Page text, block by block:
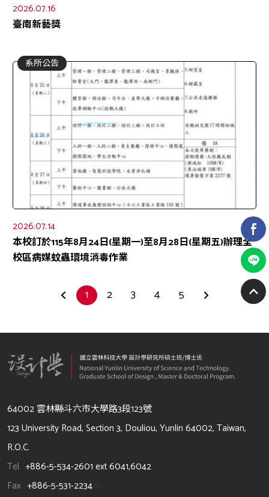
2026.07.16
臺南新藝獎
系所公告
2026.07.14
本校訂於115年8月24日(星期一)至8月28日(星期五)辦理全
校區病媒蚊蟲環境消毒作業
1 2 3 4 5
64002 雲林縣斗六市大學路3段123號
123 University Road, Section 3, Douliou, Yunlin 64002, Taiwan,
R.O.C.
Tel +886-5-534-2601 ext 6041,6042
Fax +886-5-531-2234